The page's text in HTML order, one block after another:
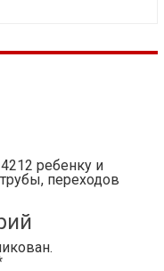
ребенку и
переходов